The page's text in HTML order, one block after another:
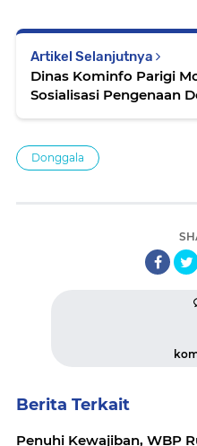
Artikel Selanjutnya
Dinas Kominfo Parigi
Sosialisasi Pengenaan
Donggala
Berita Terkait
Penuhi Kewajiban, WBP